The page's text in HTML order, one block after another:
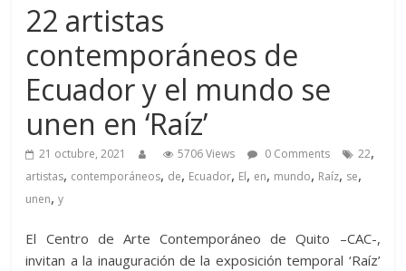
22 artistas
contemporáneos de
Ecuador y el mundo se
unen en ‘Raíz’
21 octubre, 2021 5706 Views 0 Comments 22,
artistas, contemporáneos, de, Ecuador, El, en, mundo, Raíz, se,
unen,y
El Centro de Arte Contemporáneo de Quito –CAC-,
invitan a la inauguración de la exposición temporal ‘Raíz’